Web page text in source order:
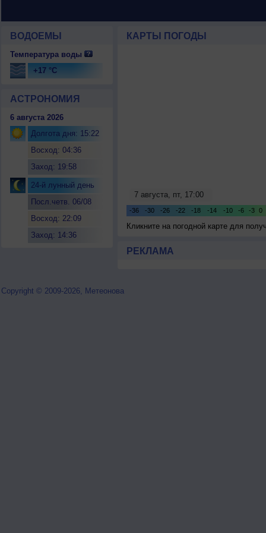
ВОДОЕМЫ
Температура воды
+17 °C
АСТРОНОМИЯ
6 августа 2026
Долгота дня: 15:22
Восход: 04:36
Заход: 19:58
24-й лунный день
Посл.четв. 06/08
Восход: 22:09
Заход: 14:36
КАРТЫ ПОГОДЫ
Кликните на погодной карте для
РЕКЛАМА
Copyright © 2009-2026, Метеонова